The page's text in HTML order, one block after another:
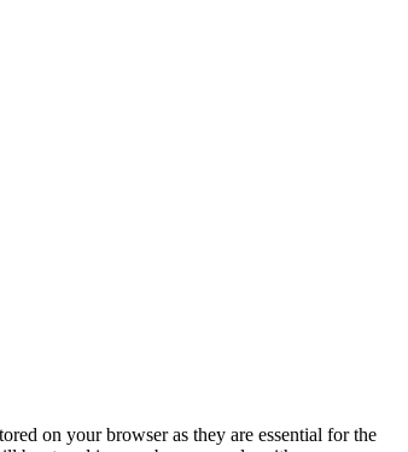
on your browser as they are essential for the